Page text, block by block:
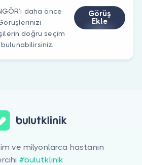
daha önce
doğru seçim
Görüş
Ekle
ve milyonlarca hastanın
#bulutklinik